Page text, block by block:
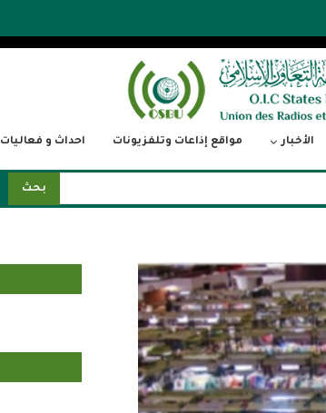
الأخبار مواقع إذاعات وتلفزيونات احداث و فعاليات
بحث